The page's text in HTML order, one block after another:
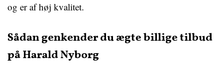
og er af høj kvalitet.
Sådan genkender du ægte billige tilbud
på Harald Nyborg